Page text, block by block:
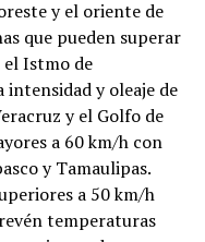
y el oriente de
que pueden superar
Istmo de
intensidad y oleaje de
y el Golfo de
a 60 km/h con
y Tamaulipas.
a 50 km/h
temperaturas